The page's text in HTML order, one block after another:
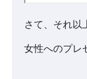
さて、それ以
女性へのプレ